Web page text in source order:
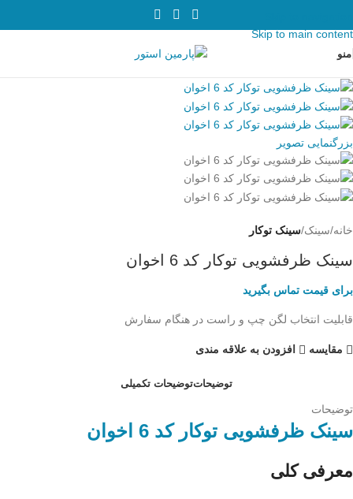
Skip to main content
منو
بزرگنمایی تصویر
خانه سینک سینک توکار
سینک ظرفشویی توکار کد 6 اخوان
برای قیمت تماس بگیرید
قابلیت انتخاب لگن چپ و راست در هنگام سفارش
مقایسه افزودن به علاقه مندی
توضیحاتتوضیحات تکمیلی
توضیحات
سینک ظرفشویی توکار کد 6 اخوان
معرفی کلی